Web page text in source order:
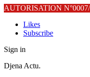
AUTORISATION
Likes
Subscribe
Sign in
Djena Actu.